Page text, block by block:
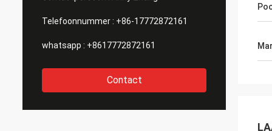
Telefoonnummer : +86-17772872161
whatsapp : +8617772872161
Contact